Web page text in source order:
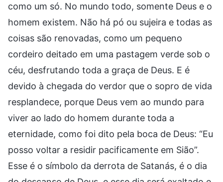
como um só. No mundo todo, somente Deus e o
homem existem. Não há pó ou sujeira e todas as
coisas são renovadas, como um pequeno
cordeiro deitado em uma pastagem verde sob o
céu, desfrutando toda a graça de Deus. E é
devido à chegada do verdor que o sopro de vida
resplandece, porque Deus vem ao mundo para
viver ao lado do homem durante toda a
eternidade, como foi dito pela boca de Deus: “Eu
posso voltar a residir pacificamente em Sião”.
Esse é o símbolo da derrota de Satanás, é o dia